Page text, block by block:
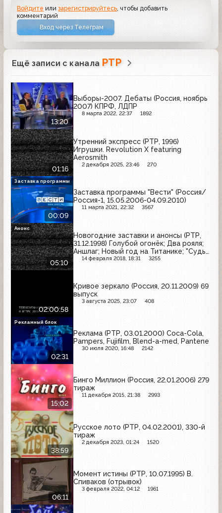
Войдите илизарегистрируйтесь, чтобы добавить
комментарий
Вход через Телеграм
Ещё записи с канала РТР
13:20
Выборы-2007. Дебаты (Россия, ноябрь
2007) КПРФ, ЛДПР
8 марта 2022, 22:37 1892
01:16
Утренний экспресс (РТР, 1996)
Игрушки. Revolution X featuring
Aerosmith
2 декабря 2025, 23:46 270
00:09
Заставка программы "Вести" (Россия/
Россия-1, 15.05.2006-04.09.2010)
11 марта 2021, 22:32 3567
Заставка программы
05:10
Новогодние заставки и анонсы (РТР,
31.12.1998) Голубой огонёк; Два рояля;
Аншлаг; Новый год на Титанике; "Судья
Дредд"
14 февраля 2018, 18:31 3255
Анонс
02:00:58
Кривое зеркало (Россия, 20.11.2009) 69
выпуск
3 августа 2025, 23:07 408
02:31
Реклама (РТР, 03.01.2000) Coca-Cola,
Pampers, Fujifilm, Blend-a-med, Pantene
30 июля 2020, 16:48 2142
Рекламный блок
15:02
Бинго Миллион (Россия, 22.01.2006) 279
тираж
11 декабря 2015, 21:38 2993
38:59
Русское лото (РТР, 04.02.2001), 330-й
тираж
2 декабря 2023, 01:24 1520
06:11
Момент истины (РТР, 10.07.1995) В.
Спиваков (отрывок)
3 февраля 2022, 04:12 1961